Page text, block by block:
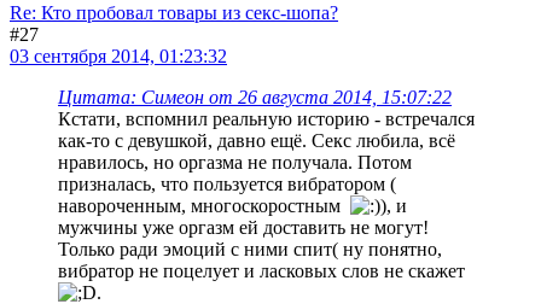
Re: Кто пробовал товары из секс-шопа?
#27
03 сентября 2014, 01:23:32
Цитата: Симеон от 26 августа 2014, 15:07:22
Кстати, вспомнил реальную историю - встречался
как-то с девушкой, давно ещё. Секс любила, всё
нравилось, но оргазма не получала. Потом
призналась, что пользуется вибратором (
навороченным, многоскоростным
, и
мужчины уже оргазм ей доставить не могут!
Только ради эмоций с ними спит( ну понятно,
вибратор не поцелует и ласковых слов не скажет
.